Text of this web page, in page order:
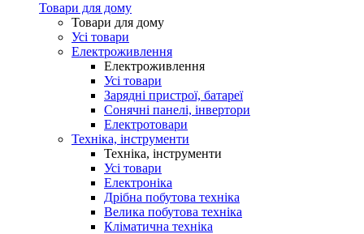
Товари для дому
Товари для дому
Усі товари
Електроживлення
Електроживлення
Усі товари
Зарядні пристрої, батареї
Сонячні панелі, інвертори
Електротовари
Техніка, інструменти
Техніка, інструменти
Усі товари
Електроніка
Дрібна побутова техніка
Велика побутова техніка
Кліматична техніка